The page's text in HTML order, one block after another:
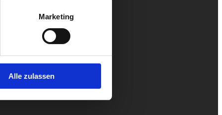
Marketing
Alle zulassen